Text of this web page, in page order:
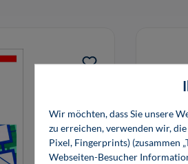
Wir möchten, dass Sie unsere
zu erreichen, verwenden wir,
Pixel, Fingerprints) (zusammen
Webseiten-Besucher